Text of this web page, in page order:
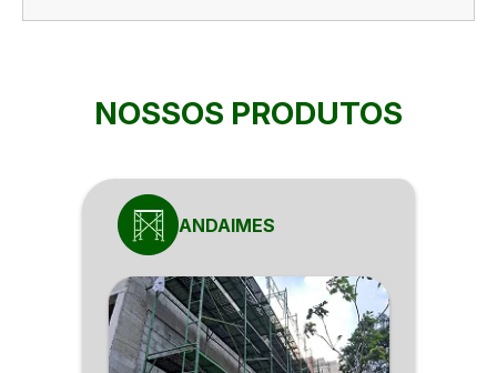
NOSSOS PRODUTOS
ANDAIMES